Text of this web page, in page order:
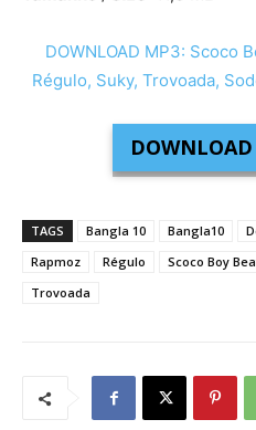
DOWNLOAD MP3: Scoco
Régulo, Suky, Trovoada,
TAGS Bangla 10 Bangla10
Rapmoz
Régulo Scoco Boy
Trovoada